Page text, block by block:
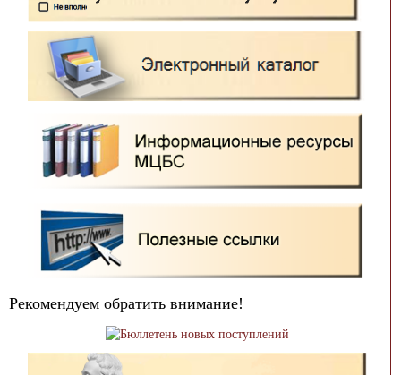
Рекомендуем обратить внимание!